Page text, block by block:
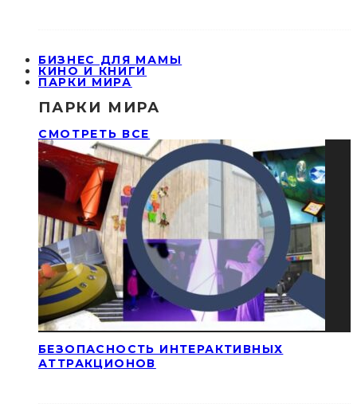
БИЗНЕС ДЛЯ МАМЫ
КИНО И КНИГИ
ПАРКИ МИРА
ПАРКИ МИРА
СМОТРЕТЬ ВСЕ
БЕЗОПАСНОСТЬ ИНТЕРАКТИВНЫХ
АТТРАКЦИОНОВ